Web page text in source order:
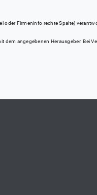
Firmeninfo rechte Spalte)
angegebenen Herausgeber. Bei